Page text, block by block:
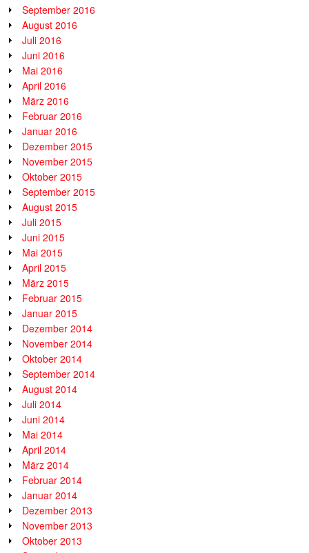
September 2016
August 2016
Juli 2016
Juni 2016
Mai 2016
April 2016
März 2016
Februar 2016
Januar 2016
Dezember 2015
November 2015
Oktober 2015
September 2015
August 2015
Juli 2015
Juni 2015
Mai 2015
April 2015
März 2015
Februar 2015
Januar 2015
Dezember 2014
November 2014
Oktober 2014
September 2014
August 2014
Juli 2014
Juni 2014
Mai 2014
April 2014
März 2014
Februar 2014
Januar 2014
Dezember 2013
November 2013
Oktober 2013